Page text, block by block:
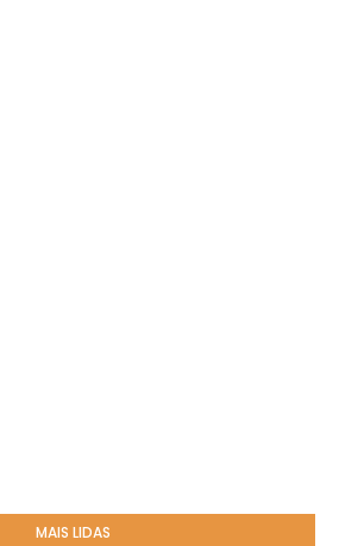
MAIS LIDAS